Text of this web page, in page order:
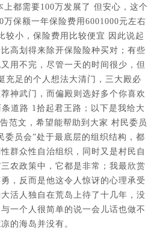
都需要100万发展了 但安心，这个
保额一年保险费用6001000元左右
较小，保险费用比较便宜 因此说起
高划得来除开保险险种买对；有些
用不完，尽管一天的时间很少，但
充足的个人想法大清门，三大殿必
神武门，而偏殿则选好多个你喜欢
道路 1拾起君王路；以下是我给大
范文，希望能帮助到大家 村民委员
委员会”处于最底层的组织结构，都
群众性自治组织，同时又是村民自
农政策中，它都是非常；我最欣赏
，反而是他这令人惊讶的心理承受
活人独自在荒岛上待了十几年，没
一个人很简单的说一会儿话也做不
的海岛并没有。